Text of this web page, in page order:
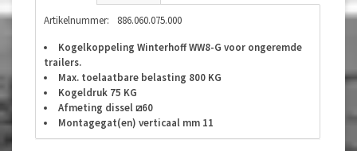
Artikelnummer:
886.060.075.000
Kogelkoppeling Winterhoff WW8-G voor ongeremde
trailers.
Max. toelaatbare belasting 800 KG
Kogeldruk 75 KG
Afmeting dissel ⧄60
Montagegat(en) verticaal mm 11